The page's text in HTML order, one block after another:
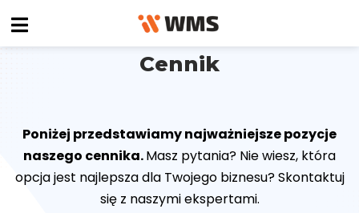
Cennik
Poniżej przedstawiamy najważniejsze pozycje
naszego cennika.Masz pytania? Nie wiesz, która
opcja jest najlepsza dla Twojego biznesu? Skontaktuj
się z naszymi ekspertami.